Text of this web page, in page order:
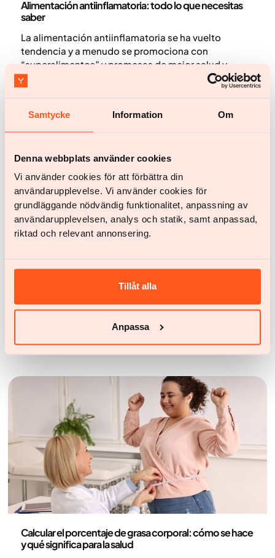
Samtycke Information Om
Denna webbplats använder cookies
Vi använder cookies för att förbättra din
användarupplevelse. Vi använder cookies för
grundläggande nödvändig funktionalitet, anpassning av
användarupplevelsen, analys och statik, samt anpassad,
riktad och relevant annonsering.
Tillåt alla
Anpassa
Alimentación antiinflamatoria: todo lo que necesitas
saber
La alimentación antiinflamatoria se ha vuelto
tendencia y a menudo se promociona con
“superalimentos” y promesas de mejor salud y
bienestar. Al mismo tiempo, es un concepto amplio
que se utiliza de formas muy distintas. En este
alimentación antiinflamatoria y qué efectos sobre la
salud puedes esperar de ella.
forma más realista de empezar a moverse que tener
que ir al gimnasio. Cuando el ejercicio se hace en
barrera de entrada es menor. Además, los
entrenamientos en casa pueden ser igual de
eficaces que los del gimnasio.
Calcular el porcentaje de grasa corporal: cómo se hace
y qué significa para la salud